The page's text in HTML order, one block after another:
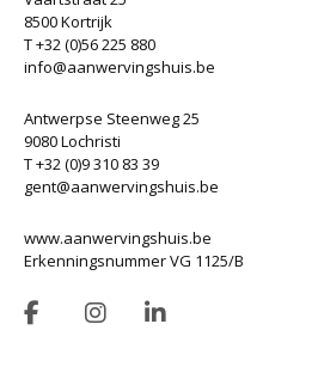
8500 Kortrijk
T +32 (0)56 225 880
info@aanwervingshuis.be
Antwerpse Steenweg 25
9080 Lochristi
T +32 (0)9 310 83 39
gent@aanwervingshuis.be
www.aanwervingshuis.be
Erkenningsnummer VG 1125/B